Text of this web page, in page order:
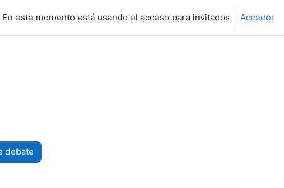
En este momento está usando el acceso para invitados Acceder
debate